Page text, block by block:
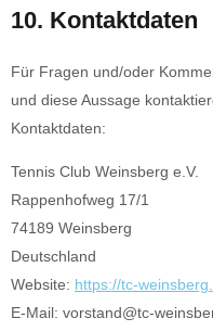
10. Kontaktdaten
Für Fragen und/oder
und diese Aussage
Kontaktdaten:
Tennis Club Weinsberg e.V.
Rappenhofweg 17/1
74189 Weinsberg
Deutschland
Website: https://tc-
E-Mail: vorstand@tc-